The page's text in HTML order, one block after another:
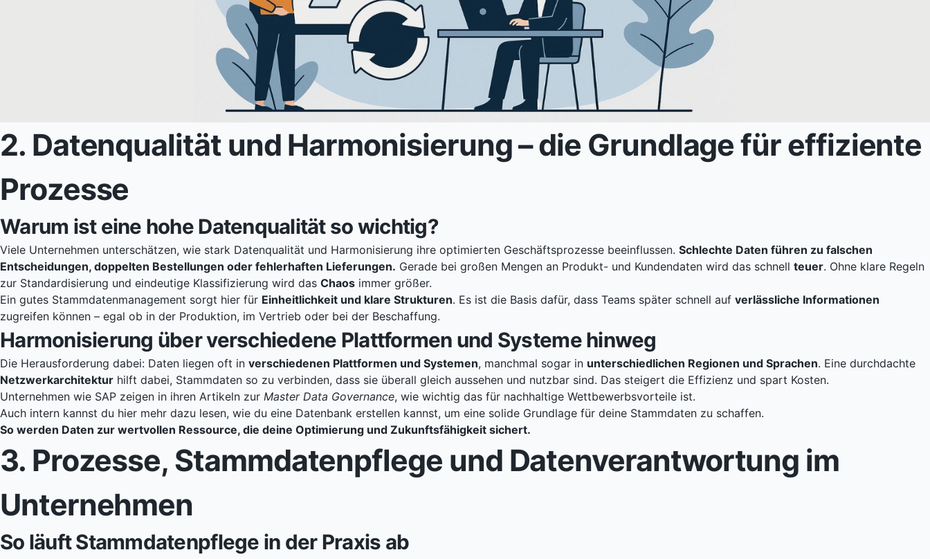
2. Datenqualität und Harmonisierung – die Grundlage für effiziente
Prozesse
Warum ist eine hohe Datenqualität so wichtig?
Viele Unternehmen unterschätzen, wie stark Datenqualität und Harmonisierung ihre optimierten Geschäftsprozesse beeinflussen. Schlechte Daten führen zu falschen
Entscheidungen, doppelten Bestellungen oder fehlerhaften Lieferungen. Gerade bei großen Mengen an Produkt- und Kundendaten wird das schnell teuer. Ohne klare Regeln
zur Standardisierung und eindeutige Klassifizierung wird das Chaos immer größer.
Ein gutes Stammdatenmanagement sorgt hier für Einheitlichkeit und klare Strukturen. Es ist die Basis dafür, dass Teams später schnell auf verlässliche Informationen
zugreifen können – egal ob in der Produktion, im Vertrieb oder bei der Beschaffung.
Harmonisierung über verschiedene Plattformen und Systeme hinweg
Die Herausforderung dabei: Daten liegen oft in verschiedenen Plattformen und Systemen, manchmal sogar in unterschiedlichen Regionen und Sprachen. Eine durchdachte
Netzwerkarchitektur hilft dabei, Stammdaten so zu verbinden, dass sie überall gleich aussehen und nutzbar sind. Das steigert die Effizienz und spart Kosten.
Unternehmen wie SAP zeigen in ihren Artikeln zur Master Data Governance, wie wichtig das für nachhaltige Wettbewerbsvorteile ist.
Auch intern kannst du hier mehr dazu lesen, wie du eine Datenbank erstellen kannst, um eine solide Grundlage für deine Stammdaten zu schaffen.
So werden Daten zur wertvollen Ressource, die deine Optimierung und Zukunftsfähigkeit sichert.
3. Prozesse, Stammdatenpflege und Datenverantwortung im
Unternehmen
So läuft Stammdatenpflege in der Praxis ab